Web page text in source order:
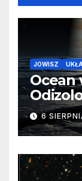
JOWISZ
Ocean
barierę
6